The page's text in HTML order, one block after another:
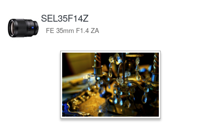
SEL35F14Z
FE 35mm F1.4 ZA